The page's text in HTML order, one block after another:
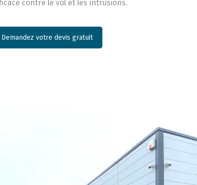
contre le vol et les intrusions.
Demandez votre devis gratuit